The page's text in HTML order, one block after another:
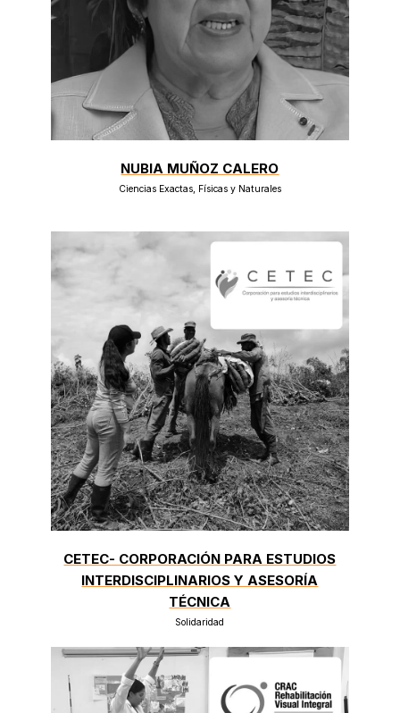
NUBIA MUÑOZ CALERO
Ciencias Exactas, Físicas y Naturales
CETEC- CORPORACIÓN PARA ESTUDIOS
INTERDISCIPLINARIOS Y ASESORÍA
TÉCNICA
Solidaridad